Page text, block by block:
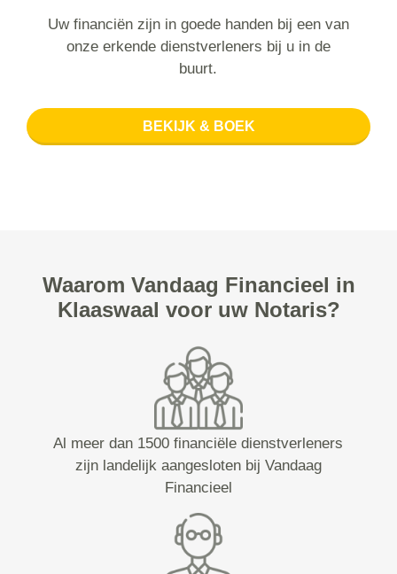
Uw financiën zijn in goede handen bij een van
onze erkende dienstverleners bij u in de
buurt.
BEKIJK & BOEK
Waarom Vandaag Financieel in
Klaaswaal voor uw Notaris?
Al meer dan 1500 financiële dienstverleners
zijn landelijk aangesloten bij Vandaag
Financieel